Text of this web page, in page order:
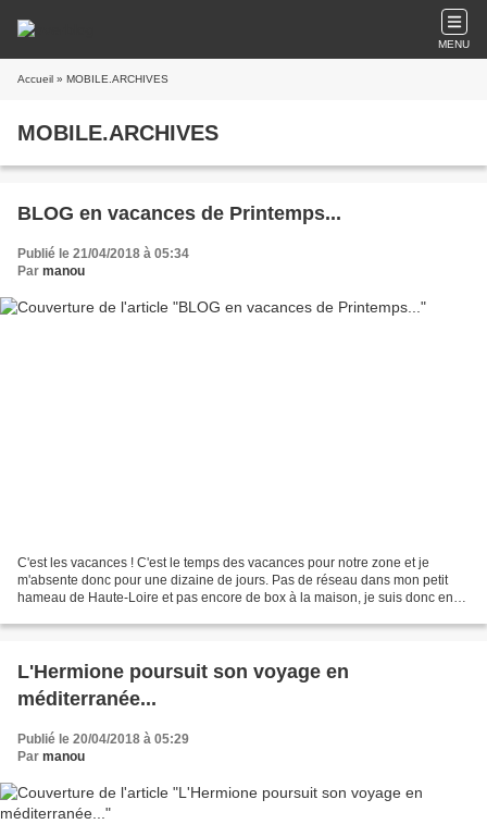
MENU
Accueil » MOBILE.ARCHIVES
MOBILE.ARCHIVES
BLOG en vacances de Printemps...
Publié le 21/04/2018 à 05:34
Par manou
C'est les vacances ! C'est le temps des vacances pour notre zone et je
m'absente donc pour une dizaine de jours. Pas de réseau dans mon petit
hameau de Haute-Loire et pas encore de box à la maison, je suis donc en
L'Hermione poursuit son voyage en
méditerranée...
Publié le 20/04/2018 à 05:29
Par manou